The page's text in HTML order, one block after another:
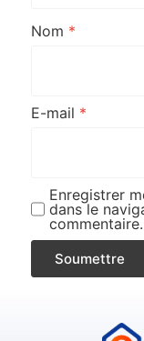
Nom *
E-mail *
Enregistrer
dans le
commentaire.